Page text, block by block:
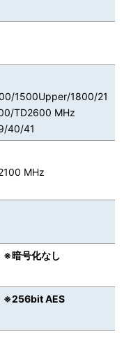
1500Upper/1800/21
TD2600 MHz
40/41
MHz
※暗号化なし
※256bit AES